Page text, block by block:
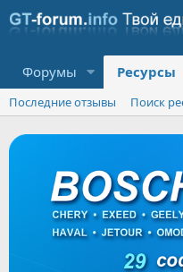
Форумы Ресурсы
Последние отзывы Поиск